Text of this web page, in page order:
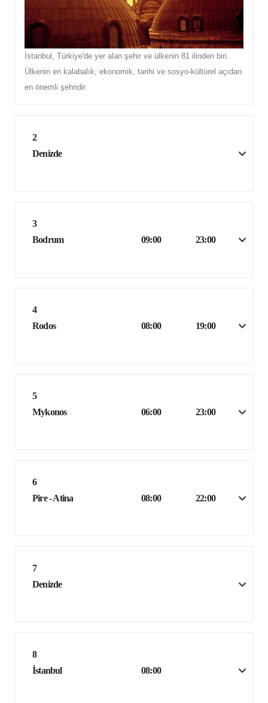
İstanbul, Türkiye'de yer alan şehir ve ülkenin 81 ilinden biri.
Ülkenin en kalabalık, ekonomik, tarihi ve sosyo-kültürel açıdan
en önemli şehridir.
2
Denizde
3
Bodrum
09:00 23:00
4
Rodos
08:00 19:00
5
Mykonos
06:00 23:00
6
Pire - Atina
08:00 22:00
7
Denizde
8
İstanbul
08:00